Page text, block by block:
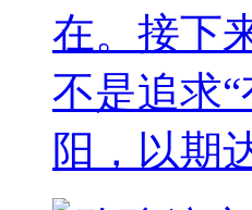
在。接下
不是追求
阳，以期